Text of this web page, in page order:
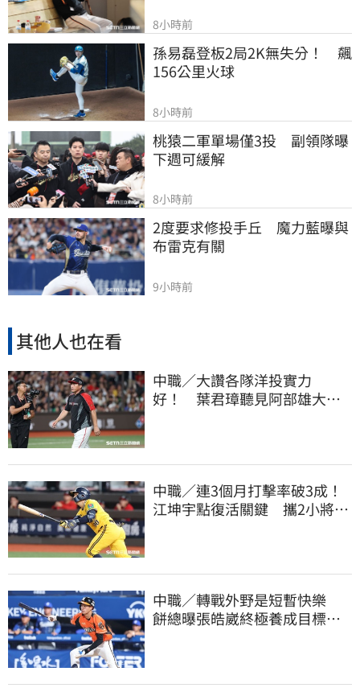
8小時前
孫易磊登板2局2K無失分！　飆
156公里火球
8小時前
桃猿二軍單場僅3投　副領隊曝
下週可緩解
8小時前
2度要求修投手丘　魔力藍曝與
布雷克有關
9小時前
其他人也在看
中職／大讚各隊洋投實力
好！ 葉君璋聽見阿部雄大被
中職／連3個月打擊率破3成！
江坤宇點復活關鍵 攜2小將赴
中職／轉戰外野是短暫快樂
餅總曝張皓崴終極養成目標：